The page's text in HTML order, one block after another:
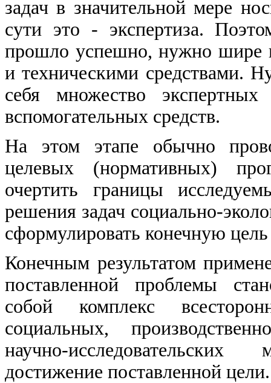
задач в значительной мере
сути это - экспертиза.
прошло успешно, нужно шире
и техническими средствами.
себя множество
вспомогательных средств.
На этом этапе обычно
целевых (нормативных)
очертить границы
решения задач социально-
сформулировать конечную
Конечным результатом
поставленной проблемы
собой комплекс
социальных,
научно-
достижение поставленной цели.